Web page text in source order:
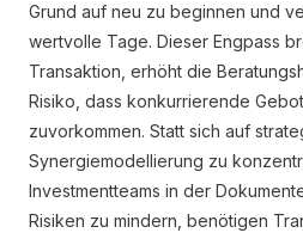
Grund auf neu zu beginnen und
wertvolle Tage. Dieser Engpass
Transaktion, erhöht die
Risiko, dass konkurrierende
zuvorkommen. Statt sich auf
Synergiemodellierung zu
Investmentteams in der
Risiken zu mindern, benötigen